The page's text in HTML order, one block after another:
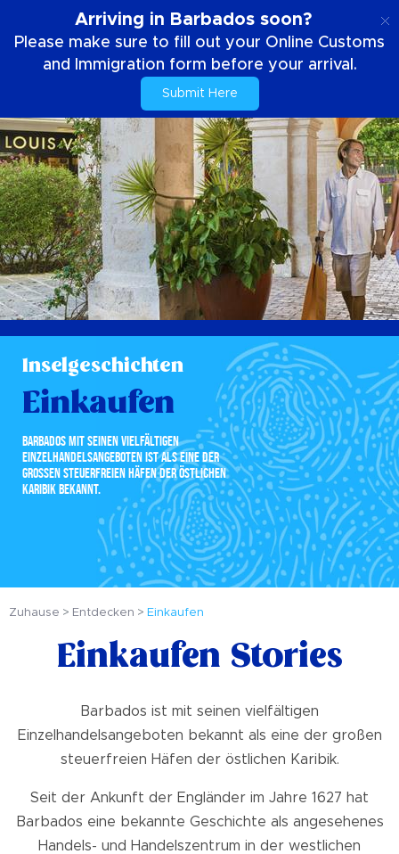
Arriving in Barbados soon?
Please make sure to fill out your Online Customs
and Immigration form before your arrival.
Submit Here
Inselgeschichten
Einkaufen
BARBADOS MIT SEINEN VIELFÄLTIGEN
EINZELHANDELSANGEBOTEN IST ALS EINE DER
GROSSEN STEUERFREIEN HÄFEN DER ÖSTLICHEN K
ARIBIK BEKANNT.
Zuhause Entdecken Einkaufen
Einkaufen Stories
Barbados ist mit seinen vielfältigen
Einzelhandelsangeboten bekannt als eine der großen
steuerfreien Häfen der östlichen Karibik.
Seit der Ankunft der Engländer im Jahre 1627 hat
Barbados eine bekannte Geschichte als angesehenes
Handels- und Handelszentrum in der westlichen